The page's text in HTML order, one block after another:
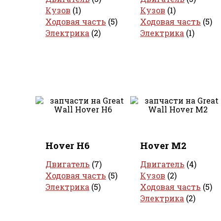
Кузов (1)
Ходовая часть (5)
Электрика (2)
Кузов (1)
Ходовая часть (5)
Электрика (1)
Hover H6
Двигатель (7)
Ходовая часть (5)
Электрика (5)
Hover M2
Двигатель (4)
Кузов (2)
Ходовая часть (5)
Электрика (2)